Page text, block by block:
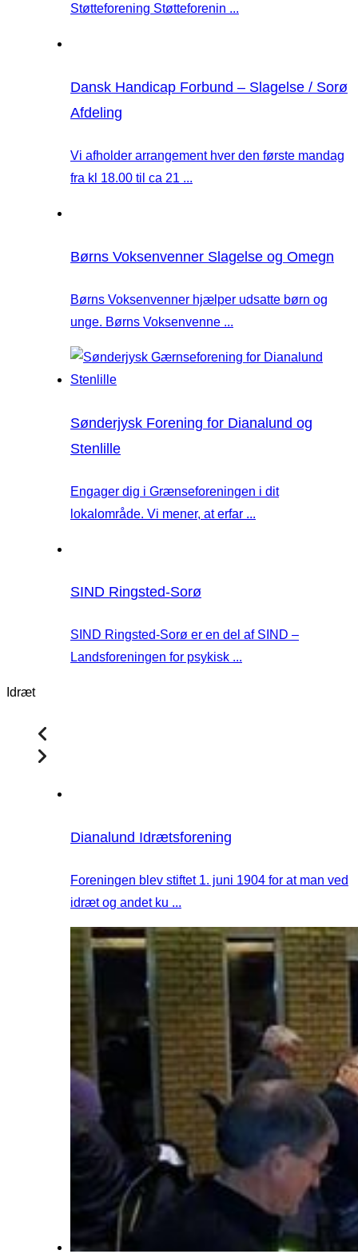
Støtteforening Støtteforenin ...
Dansk Handicap Forbund – Slagelse / Sorø
Afdeling
Vi afholder arrangement hver den første mandag
fra kl 18.00 til ca 21 ...
Børns Voksenvenner Slagelse og Omegn
Børns Voksenvenner hjælper udsatte børn og
unge. Børns Voksenvenne ...
Sønderjysk Forening for Dianalund og
Stenlille
Engager dig i Grænseforeningen i dit
lokalområde. Vi mener, at erfar ...
SIND Ringsted-Sorø
SIND Ringsted-Sorø er en del af SIND –
Landsforeningen for psykisk ...
Idræt
Dianalund Idrætsforening
Foreningen blev stiftet 1. juni 1904 for at man ved
idræt og andet ku ...